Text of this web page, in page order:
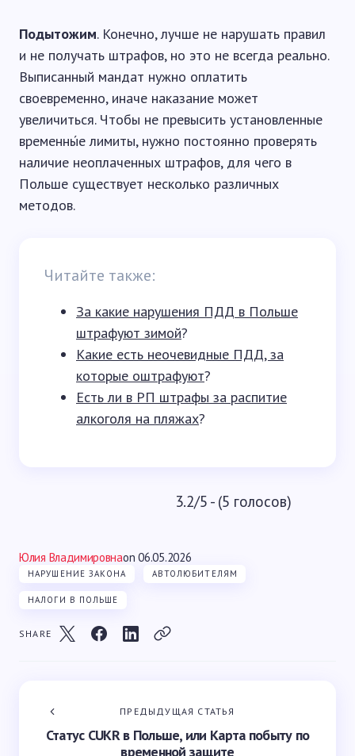
Подытожим. Конечно, лучше не нарушать правил
и не получать штрафов, но это не всегда реально.
Выписанный мандат нужно оплатить
своевременно, иначе наказание может
увеличиться. Чтобы не превысить установленные
временны́е лимиты, нужно постоянно проверять
наличие неоплаченных штрафов, для чего в
Польше существует несколько различных
методов.
Читайте также:
За какие нарушения ПДД в Польше
штрафуют зимой?
Какие есть неочевидные ПДД, за
которые оштрафуют?
Есть ли в РП штрафы за распитие
алкоголя на пляжах?
3.2/5 - (5 голосов)
Юлия Владимировнаon 06.05.2026
НАРУШЕНИЕ ЗАКОНА АВТОЛЮБИТЕЛЯМ
НАЛОГИ В ПОЛЬШЕ
SHARE
ПРЕДЫДУЩАЯ СТАТЬЯ
Статус CUKR в Польше, или Карта побыту по
временной защите